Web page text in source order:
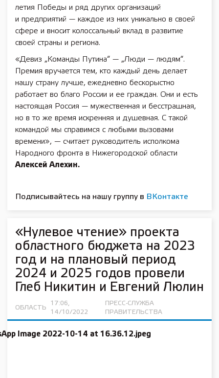
летия Победы и ряд других организаций
и предприятий — каждое из них уникально в своей
сфере и вносит колоссальный вклад в развитие
своей страны и региона.
«Девиз „Команды Путина“ — „Люди — людям“.
Премия вручается тем, кто каждый день делает
нашу страну лучше, ежедневно бескорыстно
работает во благо России и ее граждан. Они и есть
настоящая Россия — мужественная и бесстрашная,
но в то же время искренняя и душевная. С такой
командой мы справимся с любыми вызовами
времени», — считает руководитель исполкома
Народного фронта в Нижегородской области
Алексей Алехин.
Подписывайтесь на нашу группу в ВКонтакте
«Нулевое чтение» проекта
областного бюджета на 2023
год и на плановый период
2024 и 2025 годов провели
Глеб Никитин и Евгений Люлин
ОБЛАСТЬ
17:06,
14/10/2022
ПРЕСС-СЛУЖБА
ПРАВИТЕЛЬСТВА